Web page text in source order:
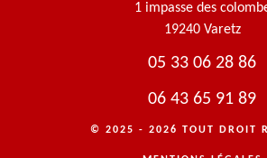
1 impasse des
19240 Varetz
05 33 06 28 86
06 43 65 91 89
© 2025 - 2026 TOUT DROIT